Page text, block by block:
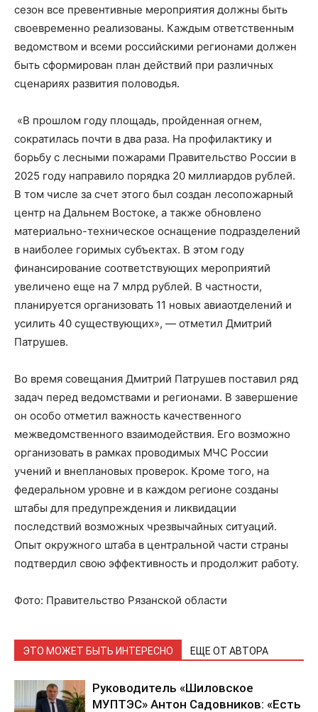
сезон все превентивные мероприятия должны быть
своевременно реализованы. Каждым ответственным
ведомством и всеми российскими регионами должен
быть сформирован план действий при различных
сценариях развития половодья.
«В прошлом году площадь, пройденная огнем,
сократилась почти в два раза. На профилактику и
борьбу с лесными пожарами Правительство России в
2025 году направило порядка 20 миллиардов рублей.
В том числе за счет этого был создан лесопожарный
центр на Дальнем Востоке, а также обновлено
материально-техническое оснащение подразделений
в наиболее горимых субъектах. В этом году
финансирование соответствующих мероприятий
увеличено еще на 7 млрд рублей. В частности,
планируется организовать 11 новых авиаотделений и
усилить 40 существующих», — отметил Дмитрий
Патрушев.
Во время совещания Дмитрий Патрушев поставил ряд
задач перед ведомствами и регионами. В завершение
он особо отметил важность качественного
межведомственного взаимодействия. Его возможно
организовать в рамках проводимых МЧС России
учений и внеплановых проверок. Кроме того, на
федеральном уровне и в каждом регионе созданы
штабы для предупреждения и ликвидации
последствий возможных чрезвычайных ситуаций.
Опыт окружного штаба в центральной части страны
подтвердил свою эффективность и продолжит работу.
Фото: Правительство Рязанской области
ЭТО МОЖЕТ БЫТЬ ИНТЕРЕСНО ЕЩЕ ОТ АВТОРА
Руководитель «Шиловское
МУПТЭС» Антон Садовников: «Есть